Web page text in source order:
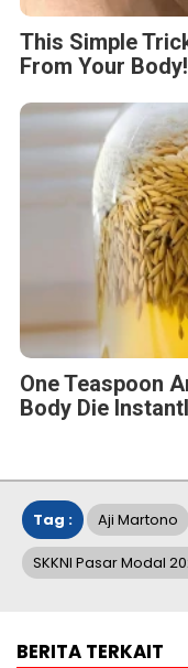
This Simple
From Your Body!
One Teaspoon
Body Die
Tag : Aji Martono
SKKNI Pasar Modal
BERITA TERKAIT